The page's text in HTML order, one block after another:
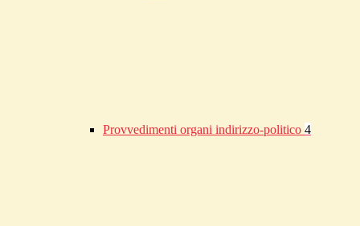
Provvedimenti organi indirizzo-politico 4